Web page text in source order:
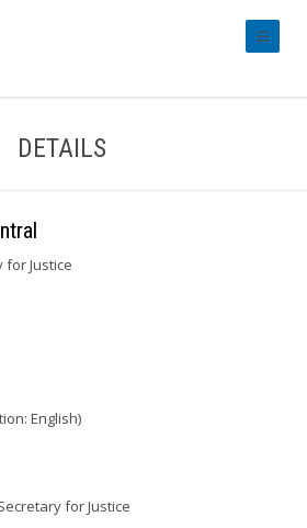
DETAILS
Justice
English)
for Justice